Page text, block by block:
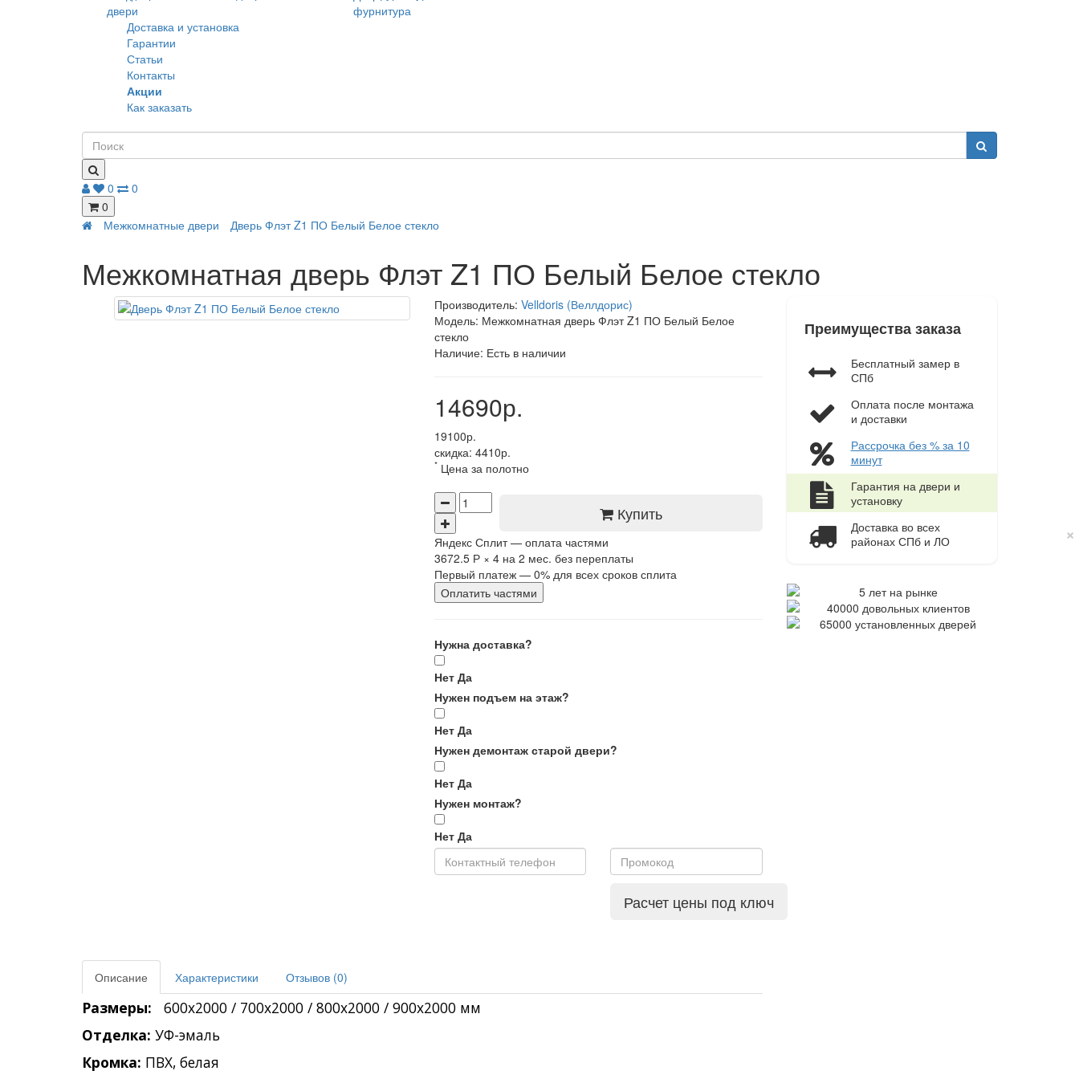
Доставка и установка
Гарантии
Статьи
Контакты
Акции
Как заказать
0
0
0
Межкомнатные двери
Дверь Флэт Z1 ПО Белый Белое стекло
Межкомнатная дверь Флэт Z1 ПО Белый Белое стекло
Производитель: Velldoris (Веллдорис)
Модель: Межкомнатная дверь Флэт Z1 ПО Белый Белое
стекло
Наличие: Есть в наличии
14690р.
19100р.
скидка: 4410р.
*Цена за полотно
Купить
Яндекс Сплит — оплата частями
3672.5 Р× 4на 2 мес. без переплаты
Первый платеж — 0% для всех сроков сплита
Оплатить частями
Нужна доставка?
Нет Да
Нужен подъем на этаж?
Нет Да
Нужен демонтаж старой двери?
Нет Да
Нужен монтаж?
Нет Да
Расчет цены под ключ
Описание Характеристики Отзывов (0)
Размеры: 600x2000 / 700x2000 / 800x2000 / 900x2000 мм
Отделка: ﻿УФ-эмаль
Кромка: ПВХ, белая
Преимущества заказа
Бесплатный замер в
СПб
Оплата после монтажа
и доставки
Рассрочка без % за 10
минут
Гарантия на двери и
установку
Доставка во всех
районах СПб и ЛО
×